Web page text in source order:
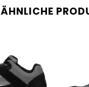
ÄHNLICHE